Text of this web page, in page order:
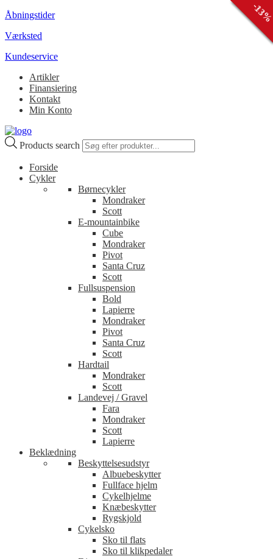
Åbningstider
Værksted
Kundeservice
Artikler
Finansiering
Kontakt
Min Konto
Products search
Forside
Cykler
Børnecykler
Mondraker
Scott
E-mountainbike
Cube
Mondraker
Pivot
Santa Cruz
Scott
Fullsuspension
Bold
Lapierre
Mondraker
Pivot
Santa Cruz
Scott
Hardtail
Mondraker
Scott
Landevej / Gravel
Fara
Mondraker
Scott
Lapierre
Beklædning
Beskyttelsesudstyr
Albuebeskytter
Fullface hjelm
Cykelhjelme
Knæbeskytter
Rygskjold
Cykelsko
Sko til flats
Sko til klikpedaler
-
15
-
9
%
-
23
-
31
-
13